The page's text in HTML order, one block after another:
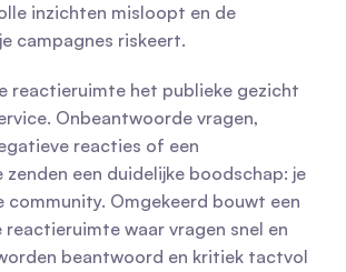
inzichten misloopt en de
campagnes riskeert.
reactieruimte het publieke gezicht
Onbeantwoorde vragen,
reacties of een
zenden een duidelijke boodschap: je
community. Omgekeerd bouwt een
reactieruimte waar vragen snel en
beantwoord en kritiek tactvol